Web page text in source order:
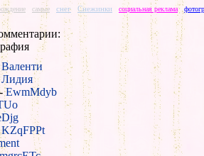
самые снег Снежинки социальная реклама
Валенти
Лидия
-EwmMdyb
KZqFPPt